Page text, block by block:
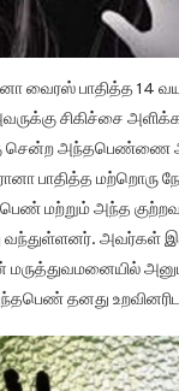
வைரஸ் பாதித்த 14
சிகிச்சை
சென்ற அந்தபெண்ணை
பாதித்த மற்றொரு
மற்றும் அந்த
வந்துள்ளனர். அவர்கள்
தனது